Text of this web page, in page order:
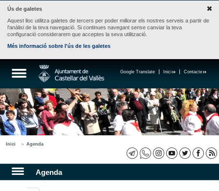
Ús de galetes
Aquest lloc utilitza galetes de tercers per poder millorar els nostres serveis a partir de
l'anàlisi de la teva navegació. Si continues navegant sense canviar la teva
configuració considerarem que acceptes la seva utilització.
Més informació sobre l'ús de les galetes
Contacte
Inici
Google Translate
Inici Agenda
Agenda